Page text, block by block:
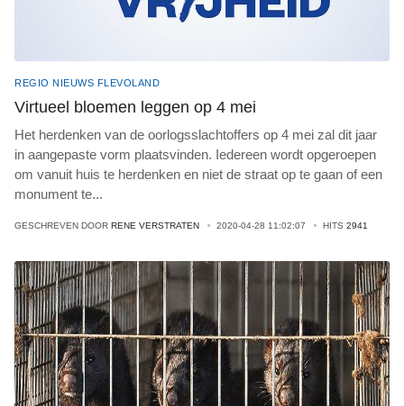
REGIO NIEUWS FLEVOLAND
Virtueel bloemen leggen op 4 mei
Het herdenken van de oorlogsslachtoffers op 4 mei zal dit jaar
in aangepaste vorm plaatsvinden. Iedereen wordt opgeroepen
om vanuit huis te herdenken en niet de straat op te gaan of een
monument te...
GESCHREVEN DOOR RENE VERSTRATEN 2020-04-28 11:02:07 HITS 2941